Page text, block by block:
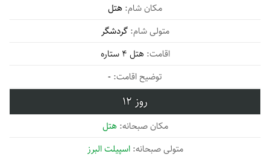
هتل
گردشگر
هتل 4 ستاره
-
12
هتل
اسپیلت البرز